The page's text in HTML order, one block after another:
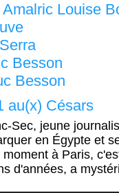
Louise
Besson
Besson
au(x) Césars
Sec, jeune
en Égypte et
à Paris,
d'années, a